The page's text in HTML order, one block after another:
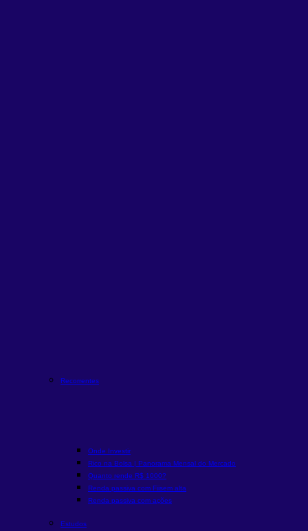
Recorrentes
Onde Investir
Rico na Bolsa | Panorama Mensal do Mercado
Quanto rende R$ 1000?
Renda passiva com Fiisem alta
Renda passiva com ações
Estudos